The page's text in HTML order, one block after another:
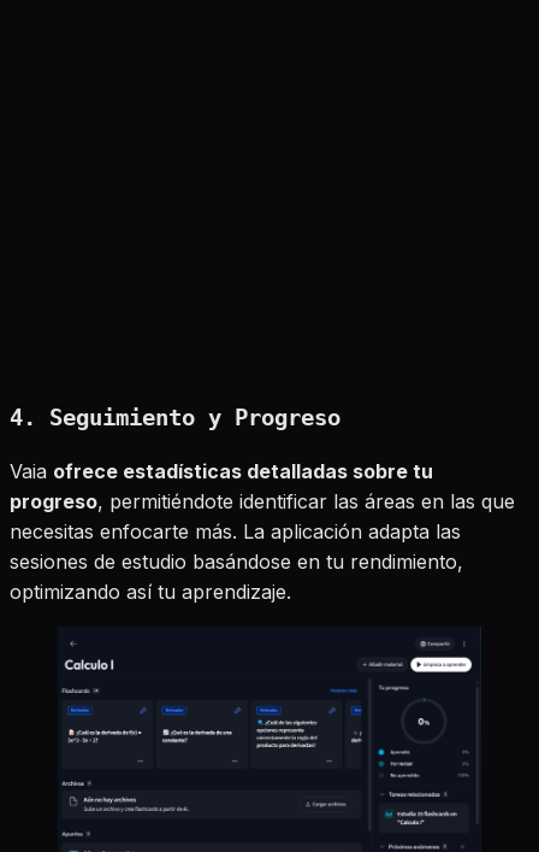
4. Seguimiento y Progreso
Vaia ofrece estadísticas detalladas sobre tu
progreso, permitiéndote identificar las áreas en las que
necesitas enfocarte más. La aplicación adapta las
sesiones de estudio basándose en tu rendimiento,
optimizando así tu aprendizaje.